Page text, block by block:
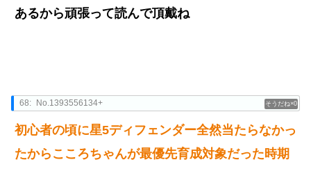
あるから頑張って読んで頂戴ね
0
68: No.1393556134+
初心者の頃に星5ディフェンダー全然当たらなかっ
たからこころちゃんが最優先育成対象だった時期